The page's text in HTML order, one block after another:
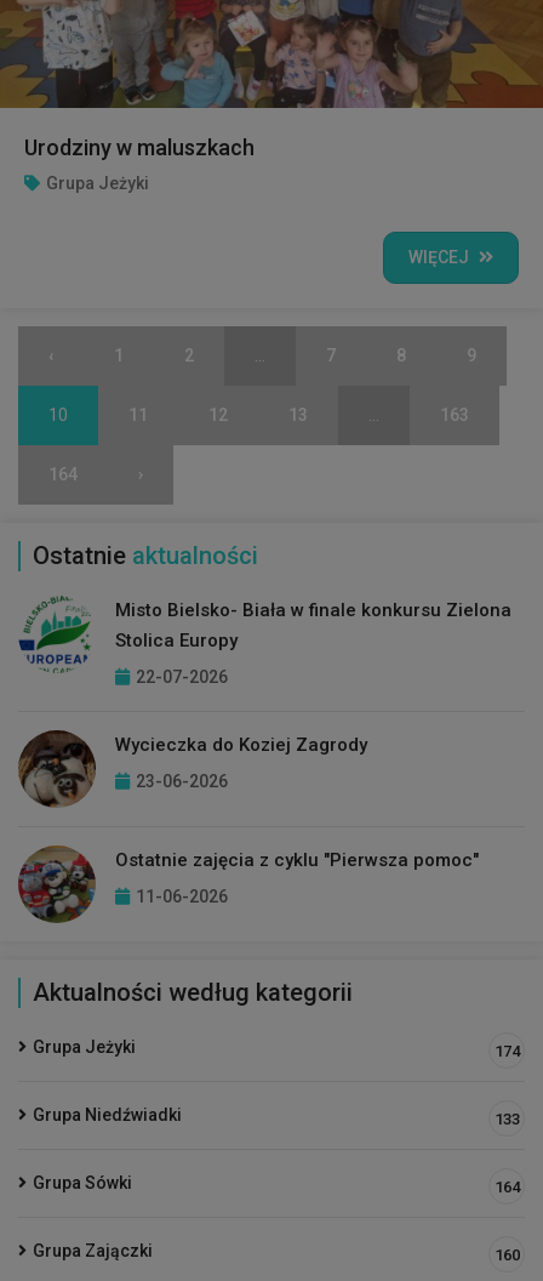
Urodziny w maluszkach
Grupa Jeżyki
WIĘCEJ
‹ 1 2 7 8 9
10 11 12 13 163
164 ›
Ostatnie aktualności
Misto Bielsko- Biała w finale konkursu Zielona
Stolica Europy
22-07-2026
Wycieczka do Koziej Zagrody
23-06-2026
Ostatnie zajęcia z cyklu "Pierwsza pomoc"
11-06-2026
Aktualności według kategorii
Grupa Jeżyki 174
Grupa Niedźwiadki 133
Grupa Sówki 164
Grupa Zajączki 160